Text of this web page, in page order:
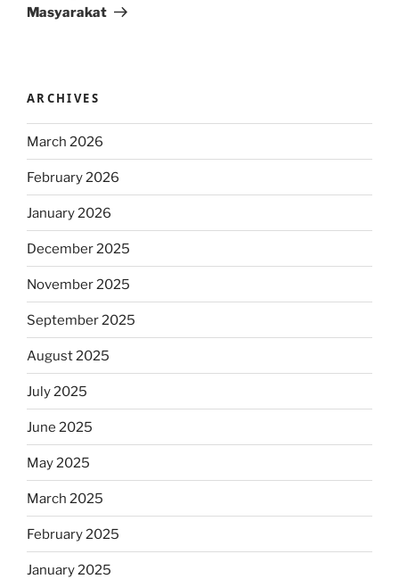
Masyarakat
ARCHIVES
March 2026
February 2026
January 2026
December 2025
November 2025
September 2025
August 2025
July 2025
June 2025
May 2025
March 2025
February 2025
January 2025